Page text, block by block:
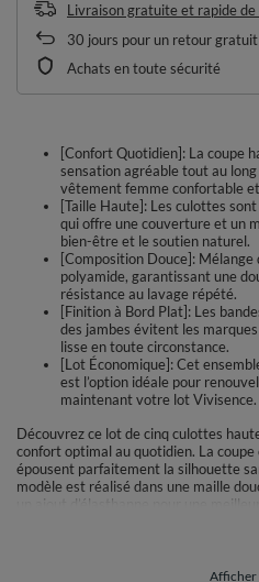
Livraison gratuite et rapidede
30 jours pour un retour gratuit
Achats en toute sécurité
[Confort Quotidien]: La coupe
sensation agréable tout au
vêtement femme confortable
[Taille Haute]: Les culottes
qui offre une couverture et un
bien-être et le soutien naturel.
[Composition Douce]:
polyamide, garantissant une
résistance au lavage répété.
[Finition à Bord Plat]: Les
des jambes évitent les
lisse en toute circonstance.
[Lot Économique]: Cet
est l’option idéale pour
maintenant votre lot Vivisence.
Découvrez ce lot de cinq culottes
confort optimal au quotidien. La
épousent parfaitement la silhouette
modèle est réalisé dans une maille
un ajout d’élasthanne pour une
Afficher